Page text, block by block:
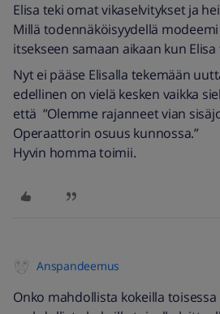
Elisa teki omat vikaselvitykset ja
Millä todennäköisyydellä
itsekseen samaan aikaan kun
Nyt ei pääse Elisalla tekemään
edellinen on vielä kesken vaikka
että ”Olemme rajanneet vian
Operaattorin osuus kunnossa.”
Hyvin homma toimii.
Anspandeemus
Onko mahdollista kokeilla toisessa